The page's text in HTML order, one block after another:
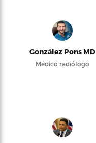
González Pons MD
Médico radiólogo